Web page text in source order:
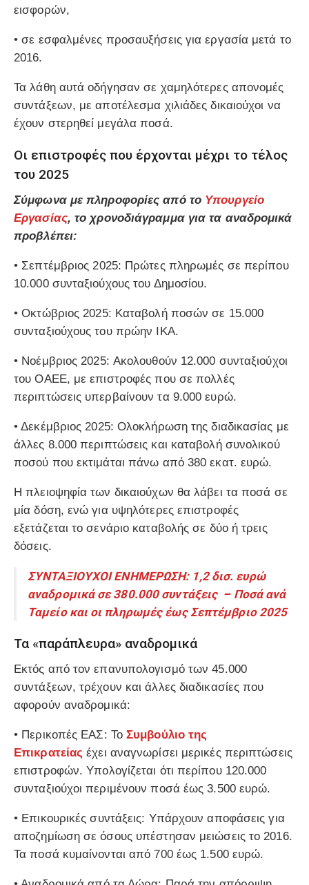
εισφορών,
• σε εσφαλμένες προσαυξήσεις για εργασία μετά το
2016.
Τα λάθη αυτά οδήγησαν σε χαμηλότερες απονομές
συντάξεων, με αποτέλεσμα χιλιάδες δικαιούχοι να
έχουν στερηθεί μεγάλα ποσά.
Οι επιστροφές που έρχονται μέχρι το τέλος
του 2025
Σύμφωνα με πληροφορίες από το Υπουργείο
Εργασίας, το χρονοδιάγραμμα για τα αναδρομικά
προβλέπει:
• Σεπτέμβριος 2025: Πρώτες πληρωμές σε περίπου
10.000 συνταξιούχους του Δημοσίου.
•Οκτώβριος 2025: Καταβολή ποσών σε 15.000
συνταξιούχους του πρώην ΙΚΑ.
• Νοέμβριος 2025: Ακολουθούν 12.000 συνταξιούχοι
του ΟΑΕΕ, με επιστροφές που σε πολλές
περιπτώσεις υπερβαίνουν τα 9.000 ευρώ.
•Δεκέμβριος 2025: Ολοκλήρωση της διαδικασίας με
άλλες 8.000 περιπτώσεις και καταβολή συνολικού
ποσού που εκτιμάται πάνω από 380 εκατ. ευρώ.
Η πλειοψηφία των δικαιούχων θα λάβει τα ποσά σε
μία δόση, ενώ για υψηλότερες επιστροφές
εξετάζεται το σενάριο καταβολής σε δύο ή τρεις
δόσεις.
ΣΥΝΤΑΞΙΟΥΧΟΙ ΕΝΗΜΕΡΩΣΗ: 1,2 δισ. ευρώ
αναδρομικά σε 380.000 συντάξεις – Ποσά ανά
Ταμείο και οι πληρωμές έως Σεπτέμβριο 2025
Τα «παράπλευρα» αναδρομικά
Εκτός από τον επανυπολογισμό των 45.000
συντάξεων, τρέχουν και άλλες διαδικασίες που
αφορούν αναδρομικά:
• Περικοπές ΕΑΣ: ΤοΣυμβούλιο της
Επικρατείας έχει αναγνωρίσει μερικές περιπτώσεις
επιστροφών. Υπολογίζεται ότι περίπου 120.000
συνταξιούχοι περιμένουν ποσά έως 3.500 ευρώ.
• Επικουρικές συντάξεις: Υπάρχουν αποφάσεις για
αποζημίωση σε όσους υπέστησαν μειώσεις το 2016.
Τα ποσά κυμαίνονται από 700 έως 1.500 ευρώ.